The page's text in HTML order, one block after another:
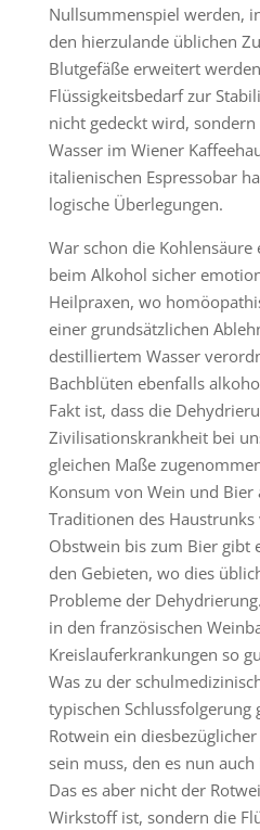
Nullsummenspiel werden,
den hierzulande üblichen
Blutgefäße erweitert
Flüssigkeitsbedarf zur
nicht gedeckt wird, sondern
Wasser im Wiener
italienischen Espressobar
logische Überlegungen.
War schon die Kohlensäure
beim Alkohol sicher
Heilpraxen, wo
einer grundsätzlichen
destilliertem Wasser
Bachblüten ebenfalls
Fakt ist, dass die
Zivilisationskrankheit bei
gleichen Maße
Konsum von Wein und Bier
Traditionen des
Obstwein bis zum Bier gibt
den Gebieten, wo dies
Probleme der
in den französischen
Kreislauferkrankungen so
Was zu der
typischen Schlussfolgerung
Rotwein ein
sein muss, den es nun
Das es aber nicht der
Wirkstoff ist, sondern die